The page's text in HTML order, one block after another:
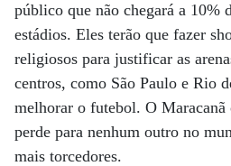
público que não chegará a 10%
estádios. Eles terão que fazer
religiosos para justificar as
centros, como São Paulo e Rio
melhorar o futebol. O Maracanã
perde para nenhum outro no
mais torcedores.